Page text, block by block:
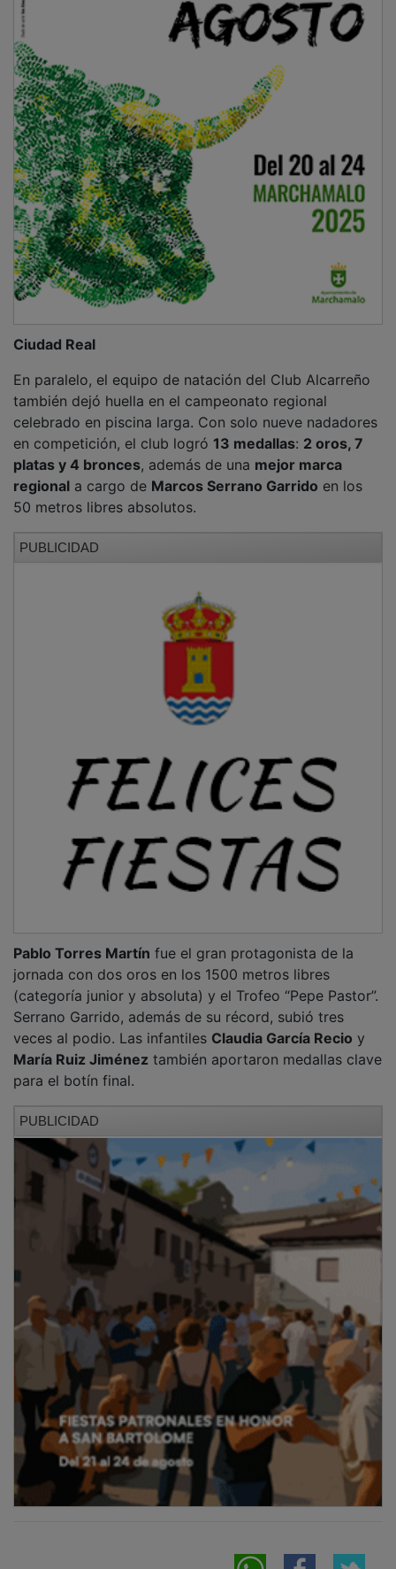
también dejó huella en el campeonato regional
celebrado en piscina larga. Con solo nueve nadadores
en competición, el club logró13 medallas : 2 oros, 7
platas y 4 bronces , además de unamejor marca
regional a cargo deMarcos Serrano Garridoen los
50 metros libres absolutos.
jornada con dos oros en los 1500 metros libres
(categoría junior y absoluta) y el Trofeo “Pepe Pastor”.
Serrano Garrido, además de su récord, subió tres
veces al podio. Las infantilesClaudia García Recio
María Ruiz Jiméneztambién aportaron medallas clave
para el botín final.